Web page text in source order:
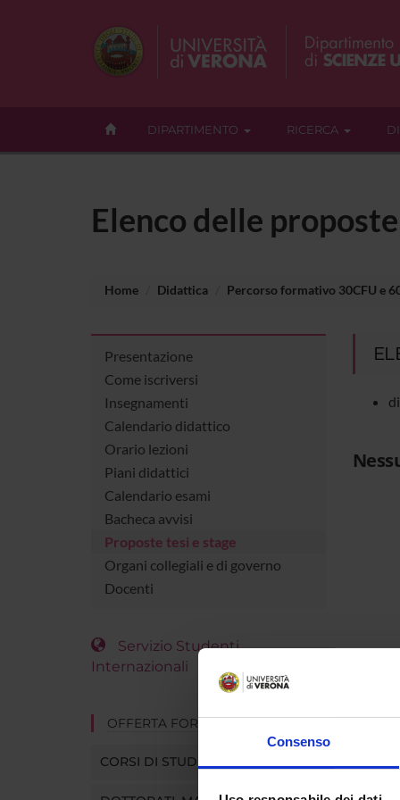
Consenso
DIPARTIMENTO RICERCA
Elenco delle
Home Didattica Percorso formativo 30CFU e
Presentazione
Come iscriversi
Insegnamenti
Calendario didattico
Orario lezioni
Piani didattici
Calendario esami
Bacheca avvisi
Proposte tesi e stage
Organi collegiali e di governo
Docenti
Servizio Studenti
Internazionali
OFFERTA FORMATIVA
CORSI DI STUDIO